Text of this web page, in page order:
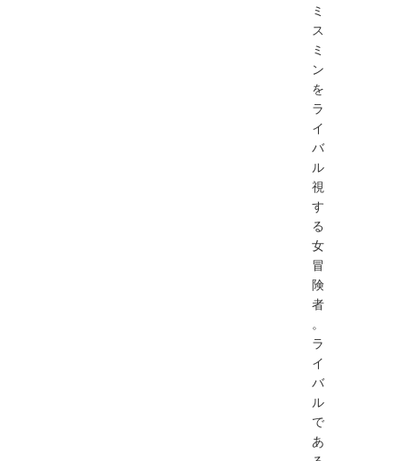
ミ
ス
ミ
ン
を
ラ
イ
バ
ル
視
す
る
女
冒
険
者
。
ラ
イ
バ
ル
で
あ